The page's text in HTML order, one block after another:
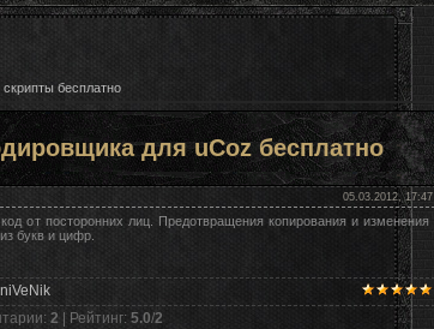
бесплатно
для uCoz бесплатно
05.03.2012, 17:47
от посторонних лиц. Предотвращения копирования и изменения
букв и цифр.
: 2 Рейтинг: 5.0/2